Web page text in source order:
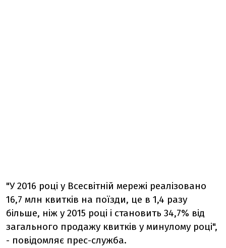
"У 2016 році у Всесвітній мережі реалізовано
16,7 млн квитків на поїзди, це в 1,4 разу
більше, ніж у 2015 році і становить 34,7% від
загального продажу квитків у минулому році",
- повідомляє прес-служба.